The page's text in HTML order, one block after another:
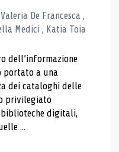
De Francesca ,
Medici , Katia Toia
dell’informazione
a una
dei cataloghi delle
privilegiato
biblioteche digitali,
...